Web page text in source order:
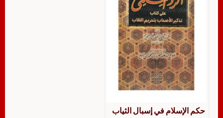
حكم الإسلام في إسبال الثياب